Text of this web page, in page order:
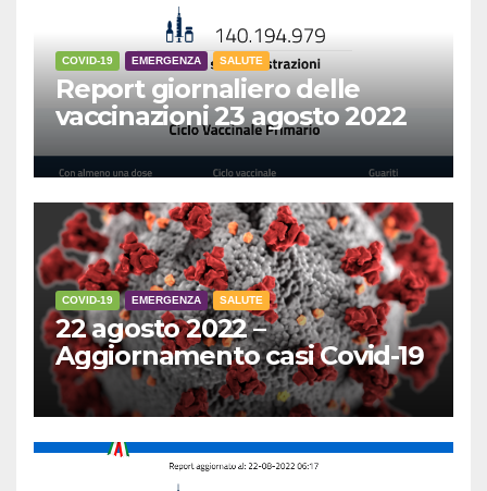
COVID-19 EMERGENZA SALUTE
Report giornaliero delle
vaccinazioni 23 agosto 2022
COVID-19 EMERGENZA SALUTE
22 agosto 2022 –
Aggiornamento casi Covid-19